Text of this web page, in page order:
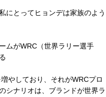
にとってヒョンデは家族のよう
ムがWRC（世界ラリー選手
やしており、それがWRCプロ
シナリオは、ブランドが世界ラ